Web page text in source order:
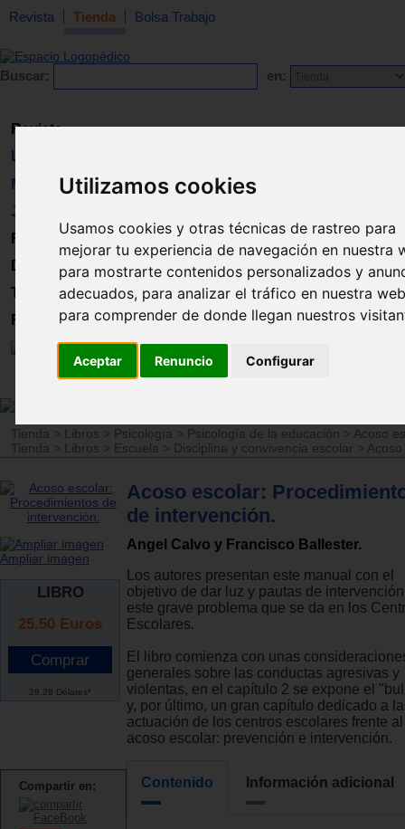
Utilizamos cookies
Usamos cookies y otras técnicas de rastreo para
mejorar tu experiencia de navegación en nuestra
para mostrarte contenidos personalizados y
adecuados, para analizar el tráfico en nuestra
para comprender de donde llegan nuestros
Aceptar Renuncio Configurar
Revista Tienda Bolsa Trabajo
Buscar: en:
Revista
Libros
Material
Juguetes
Formación
Directorio
Trabajo
Registro
Tienda > Libros > Psicología > Psicología de la educación > Acoso
Tienda
> Libros > Escuela > Disciplina y convivencia escolar >
Ampliar imagen
LIBRO
25.50 Euros
28.28 Dólares*
Compartir en:
Acoso escolar:
de intervención.
Angel Calvo y Francisco Ballester.
Los autores presentan este manual con el
objetivo de dar luz y pautas de
este grave problema que se da en los
Escolares.
El libro comienza con unas
generales sobre las conductas agresivas y
violentas, en el capítulo 2 se expone el
y, por último, un gran capítulo dedicado a la
actuación de los centros escolares frente al
acoso escolar: prevención e intervención.
Contenido Información adicional